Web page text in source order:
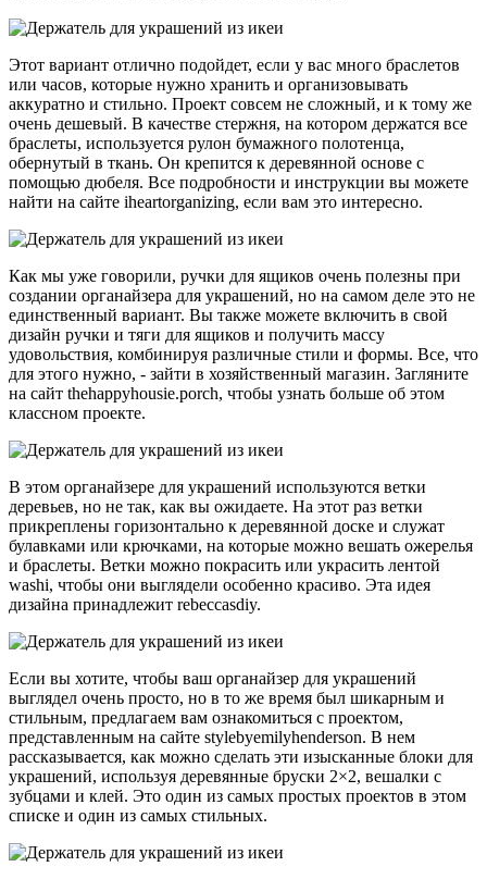
Этот вариант отлично подойдет, если у вас много браслетов
или часов, которые нужно хранить и организовывать
аккуратно и стильно. Проект совсем не сложный, и к тому же
очень дешевый. В качестве стержня, на котором держатся все
браслеты, используется рулон бумажного полотенца,
обернутый в ткань. Он крепится к деревянной основе с
помощью дюбеля. Все подробности и инструкции вы можете
найти на сайте iheartorganizing, если вам это интересно.
Как мы уже говорили, ручки для ящиков очень полезны при
создании органайзера для украшений, но на самом деле это не
единственный вариант. Вы также можете включить в свой
дизайн ручки и тяги для ящиков и получить массу
удовольствия, комбинируя различные стили и формы. Все, что
для этого нужно, - зайти в хозяйственный магазин. Загляните
на сайт thehappyhousie.porch, чтобы узнать больше об этом
классном проекте.
В этом органайзере для украшений используются ветки
деревьев, но не так, как вы ожидаете. На этот раз ветки
прикреплены горизонтально к деревянной доске и служат
булавками или крючками, на которые можно вешать ожерелья
и браслеты. Ветки можно покрасить или украсить лентой
washi, чтобы они выглядели особенно красиво. Эта идея
дизайна принадлежит rebeccasdiy.
Если вы хотите, чтобы ваш органайзер для украшений
выглядел очень просто, но в то же время был шикарным и
стильным, предлагаем вам ознакомиться с проектом,
представленным на сайте stylebyemilyhenderson. В нем
рассказывается, как можно сделать эти изысканные блоки для
украшений, используя деревянные бруски 2×2, вешалки с
зубцами и клей. Это один из самых простых проектов в этом
списке и один из самых стильных.